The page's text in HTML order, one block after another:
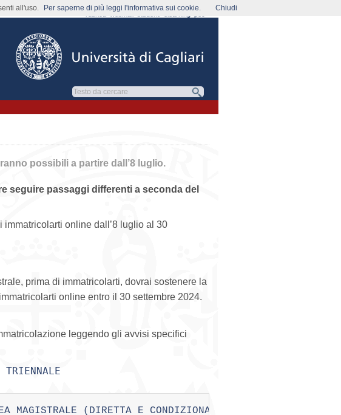
rubrica webmail
possibili a partire dall’8 luglio.
seguire passaggi differenti a seconda del
online dall’8 luglio al 30
prima di immatricolarti, dovrai sostenere la
online entro il 30 settembre 2024.
leggendo gli avvisi specifici
MAGISTRALE (DIRETTA E CONDIZIONATA)
all'uso. Per saperne di più leggi l'informativa sui cookie. Chiudi